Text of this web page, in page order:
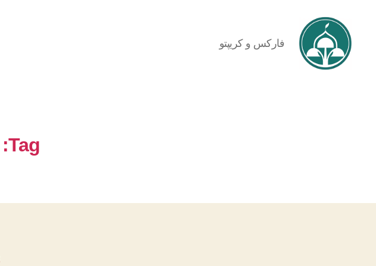
فارکس و کریپتو
Tag: